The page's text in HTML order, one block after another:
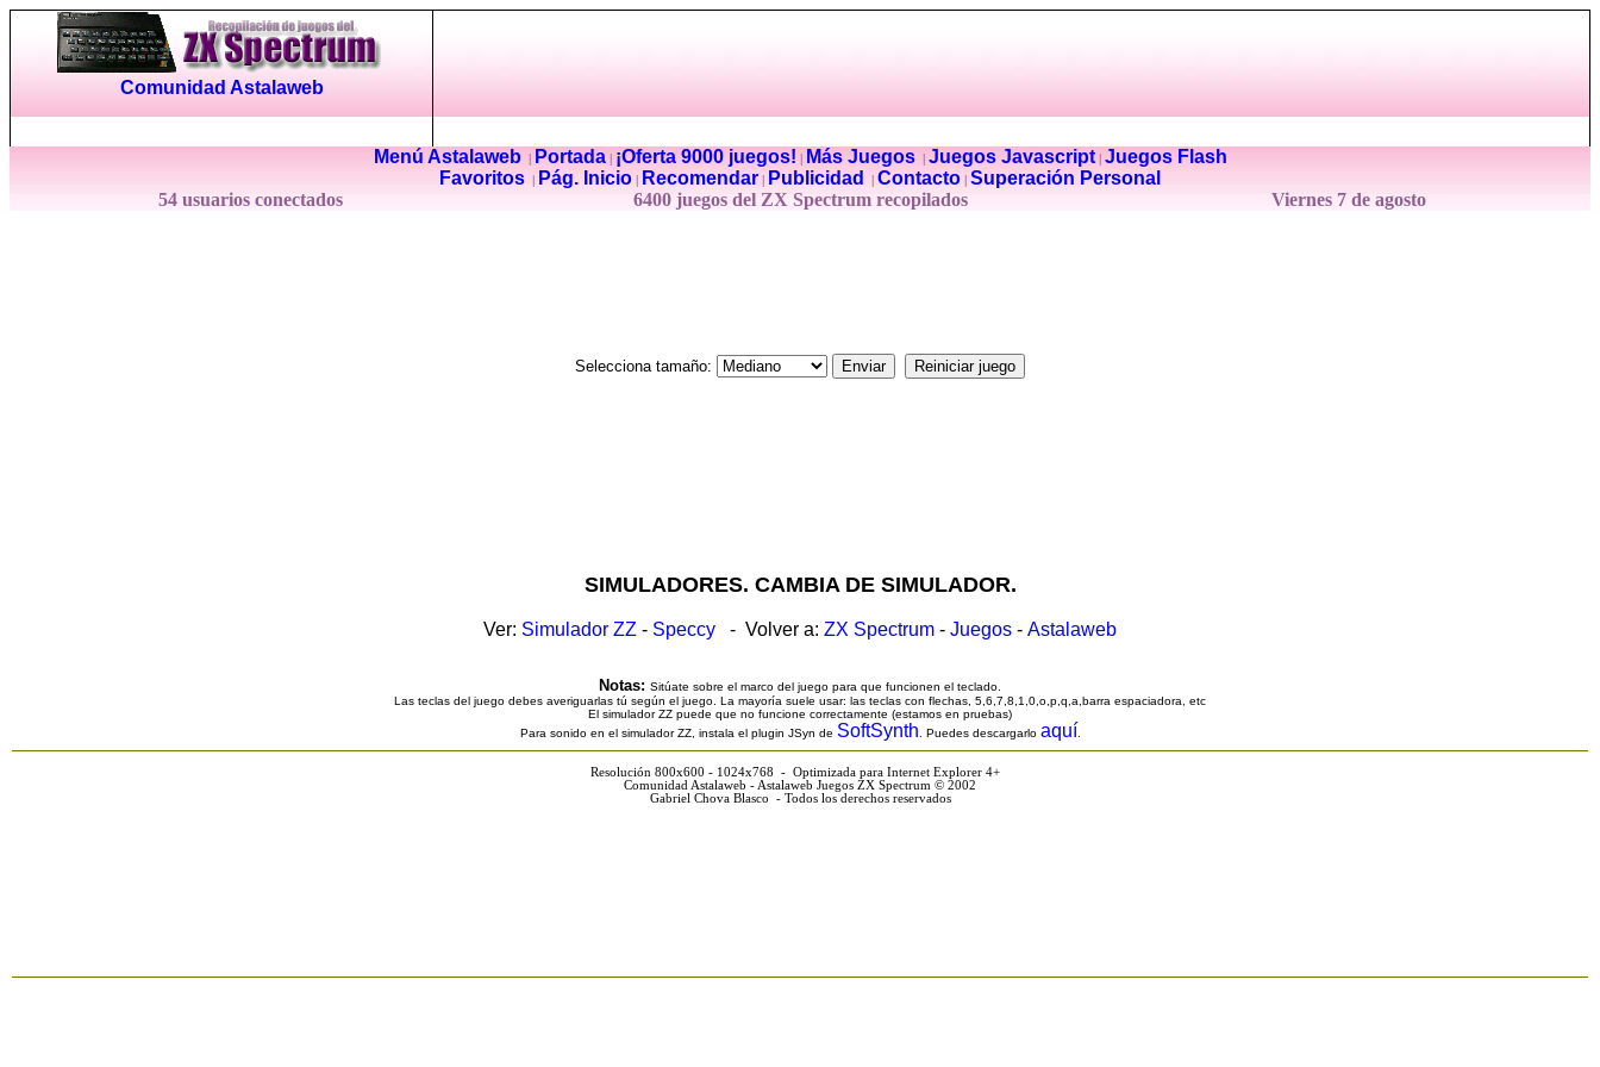
Comunidad Astalaweb
Menú Astalaweb| Portada| ¡Oferta 9000 juegos! Más Juegos| Juegos Javascript| Juegos Flash
Favoritos
Pág. Inicio Recomendar Publicidad Contacto Superación Personal
54 usuarios conectados
6400 juegos del ZX Spectrum recopilados Viernes 7 de agosto
Selecciona tamaño:
SIMULADORES. CAMBIA DE SIMULADOR.
Ver: Simulador ZZ - Speccy - Volver a: ZX Spectrum - Juegos - Astalaweb
Notas: Sitúate sobre el marco del juego para que funcionen el teclado.
Las teclas del juego debes averiguarlas tú según el juego. La mayoría suele usar: las teclas con flechas, 5,6,7,8,1,0,o,p,q,a,barra espaciadora, etc
El simulador ZZ puede que no funcione correctamente (estamos en pruebas)
Para sonido en el simulador ZZ, instala el plugin JSyn de SoftSynth . Puedes descargarlo aquí
Resolución 800x600 - 1024x768 - Optimizada para Internet Explorer 4+
Comunidad Astalaweb - Astalaweb Juegos ZX Spectrum © 2002
Gabriel Chova Blasco - Todos los derechos reservados